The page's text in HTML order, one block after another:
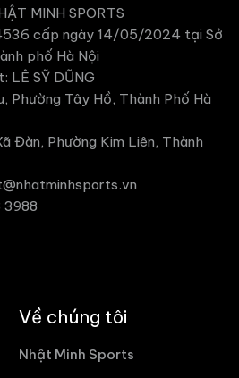
MINH SPORTS
cấp ngày 14/05/2024 tại Sở
phố Hà Nội
LÊ SỸ DŨNG
Phường Tây Hồ, Thành Phố Hà
Đàn, Phường Kim Liên, Thành
3988
Về chúng tôi
Nhật Minh Sports